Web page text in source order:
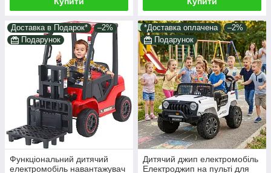
Доставка в Подарок*
–2%
Подарунок
Функціональний дитячий
електромобіль навантажувач
*Доставка оплачена
–2%
Подарунок
Дитячий джип електромобіль
Електроджип на пульті для